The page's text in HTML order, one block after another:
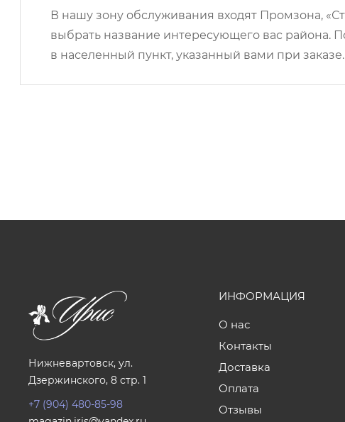
В нашу зону обслуживания входят Промзона,
выбрать название интересующего вас района.
в населенный пункт, указанный вами при заказе.
Нижневартовск, ул.
Дзержинского, 8 стр. 1
+7 (904) 480-85-98
ИНФОРМАЦИЯ
О нас
Контакты
Доставка
Оплата
Отзывы